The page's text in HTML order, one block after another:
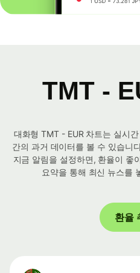
TMT -
대화형 TMT - EUR 차트는 실시
간의 과거 데이터를 볼 수 있습니
지금 알림을 설정하면, 환율이 좋
요약을 통해 최신 뉴스를
환율